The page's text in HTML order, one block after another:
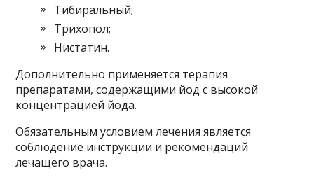
Тибиральный;
Трихопол;
Нистатин.
Дополнительно применяется терапия
препаратами, содержащими йод с высокой
концентрацией йода.
Обязательным условием лечения является
соблюдение инструкции и рекомендаций
лечащего врача.